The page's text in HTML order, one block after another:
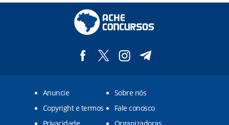
Anuncie
Sobre nós
Copyright e termos
Fale conosco